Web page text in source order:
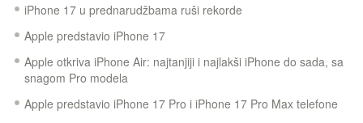
iPhone 17 u prednarudžbama ruši rekorde
Apple predstavio iPhone 17
Apple otkriva iPhone Air: najtanjiji i najlakši iPhone do sada, sa
snagom Pro modela
Apple predstavio iPhone 17 Pro i iPhone 17 Pro Max telefone